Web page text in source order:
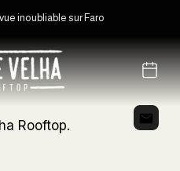
inoubliable sur Faro
Rooftop.